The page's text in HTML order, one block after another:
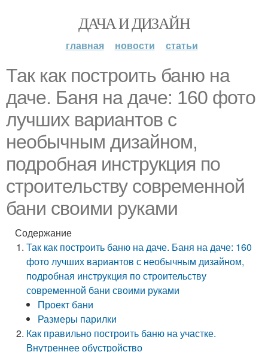
ДАЧА И ДИЗАЙН
главная новости статьи
Так как построить баню на
даче. Баня на даче: 160 фото
лучших вариантов с
необычным дизайном,
подробная инструкция по
строительству современной
бани своими руками
Содержание
Так как построить баню на даче. Баня на даче: 160
фото лучших вариантов с необычным дизайном,
подробная инструкция по строительству
современной бани своими руками
Проект бани
Размеры парилки
Как правильно построить баню на участке.
Внутреннее обустройство